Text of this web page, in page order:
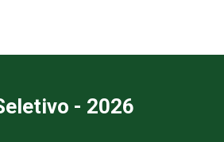
- 2026